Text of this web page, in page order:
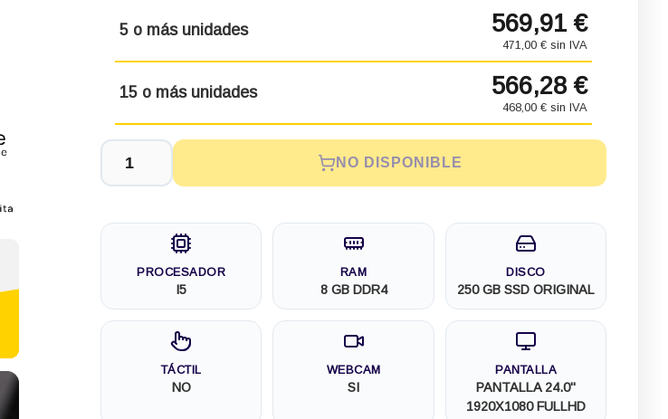
5 o más unidades 569,91 €
471,00 € sin IVA
15 o más unidades 566,28 €
468,00 € sin IVA
NO DISPONIBLE
PROCESADOR
I5
RAM
8 GB DDR4
DISCO
250 GB SSD ORIGINAL
TÁCTIL
NO
WEBCAM
SI
PANTALLA
PANTALLA 24.0"
1920X1080 FULLHD